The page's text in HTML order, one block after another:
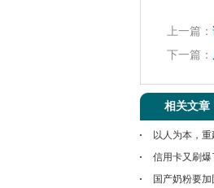
上一篇：
下一篇：
相关文章
以人为本，
信用卡又刷爆
国产奶粉要加